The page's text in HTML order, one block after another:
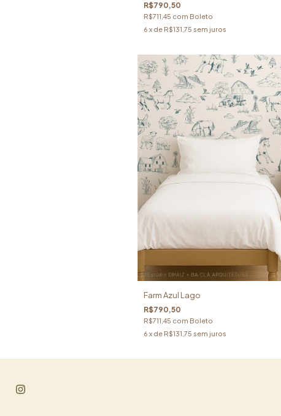
R$790,50
R$711,45 com Boleto
6 x de R$131,75 sem juros
Farm Azul Lago
R$790,50
R$711,45 com Boleto
6 x de R$131,75 sem juros